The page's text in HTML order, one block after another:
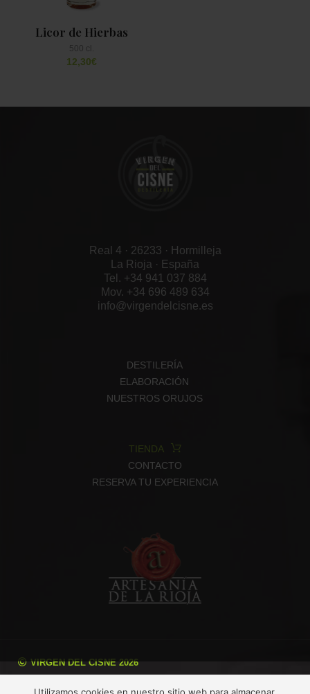
Licor de Hierbas
12,30€
Real 4 · 26233 · Hormilleja
La Rioja · España
Tel. +34 941 037 884
Mov. +34 696 489 634
info@virgendelcisne.es
DESTILERÍA
ELABORACIÓN
NUESTROS ORUJOS
TIENDA
CONTACTO
RESERVA TU EXPERIENCIA
VIRGEN DEL CISNE 2026
Aviso legal